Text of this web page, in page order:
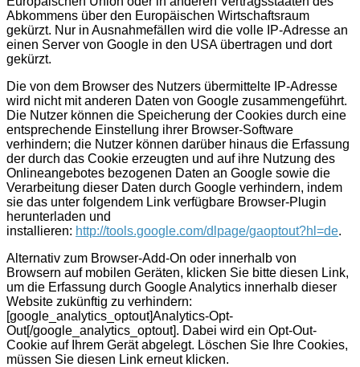
Abkommens über den Europäischen Wirtschaftsraum
gekürzt. Nur in Ausnahmefällen wird die volle IP-Adresse an
einen Server von Google in den USA übertragen und dort
gekürzt.
Die von dem Browser des Nutzers übermittelte IP-Adresse
wird nicht mit anderen Daten von Google zusammengeführt.
Die Nutzer können die Speicherung der Cookies durch eine
entsprechende Einstellung ihrer Browser-Software
verhindern; die Nutzer können darüber hinaus die Erfassung
der durch das Cookie erzeugten und auf ihre Nutzung des
Onlineangebotes bezogenen Daten an Google sowie die
Verarbeitung dieser Daten durch Google verhindern, indem
sie das unter folgendem Link verfügbare Browser-Plugin
herunterladen und
installieren: http://tools.google.com/dlpage/gaoptout?hl=de.
Alternativ zum Browser-Add-On oder innerhalb von
Browsern auf mobilen Geräten, klicken Sie bitte diesen Link,
um die Erfassung durch Google Analytics innerhalb dieser
Website zukünftig zu verhindern:
[google_analytics_optout]Analytics-Opt-
Out[/google_analytics_optout]. Dabei wird ein Opt-Out-
Cookie auf Ihrem Gerät abgelegt. Löschen Sie Ihre Cookies,
müssen Sie diesen Link erneut klicken.